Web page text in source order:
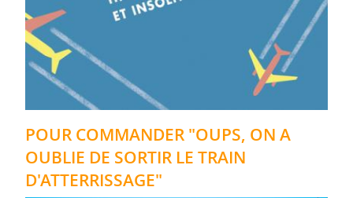
POUR COMMANDER "OUPS, ON A
OUBLIE DE SORTIR LE TRAIN
D'ATTERRISSAGE"